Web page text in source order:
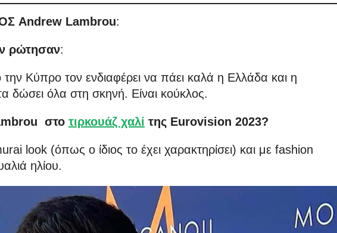
Andrew Lambrou:
ρώτησαν:
Κύπρο τον ενδιαφέρει να πάει καλά η Ελλάδα και η
δώσει όλα στη σκηνή. Είναι κούκλος.
στο τιρκουάζ χαλί της Eurovision 2023?
look (όπως ο ίδιος το έχει χαρακτηρίσει) και με fashion
ηλίου.